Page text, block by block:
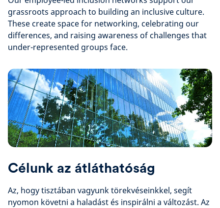
grassroots approach to building an inclusive culture.
These create space for networking, celebrating our
differences, and raising awareness of challenges that
under-represented groups face.
Célunk az átláthatóság
Az, hogy tisztában vagyunk törekvéseinkkel, segít
nyomon követni a haladást és inspirálni a változást. Az